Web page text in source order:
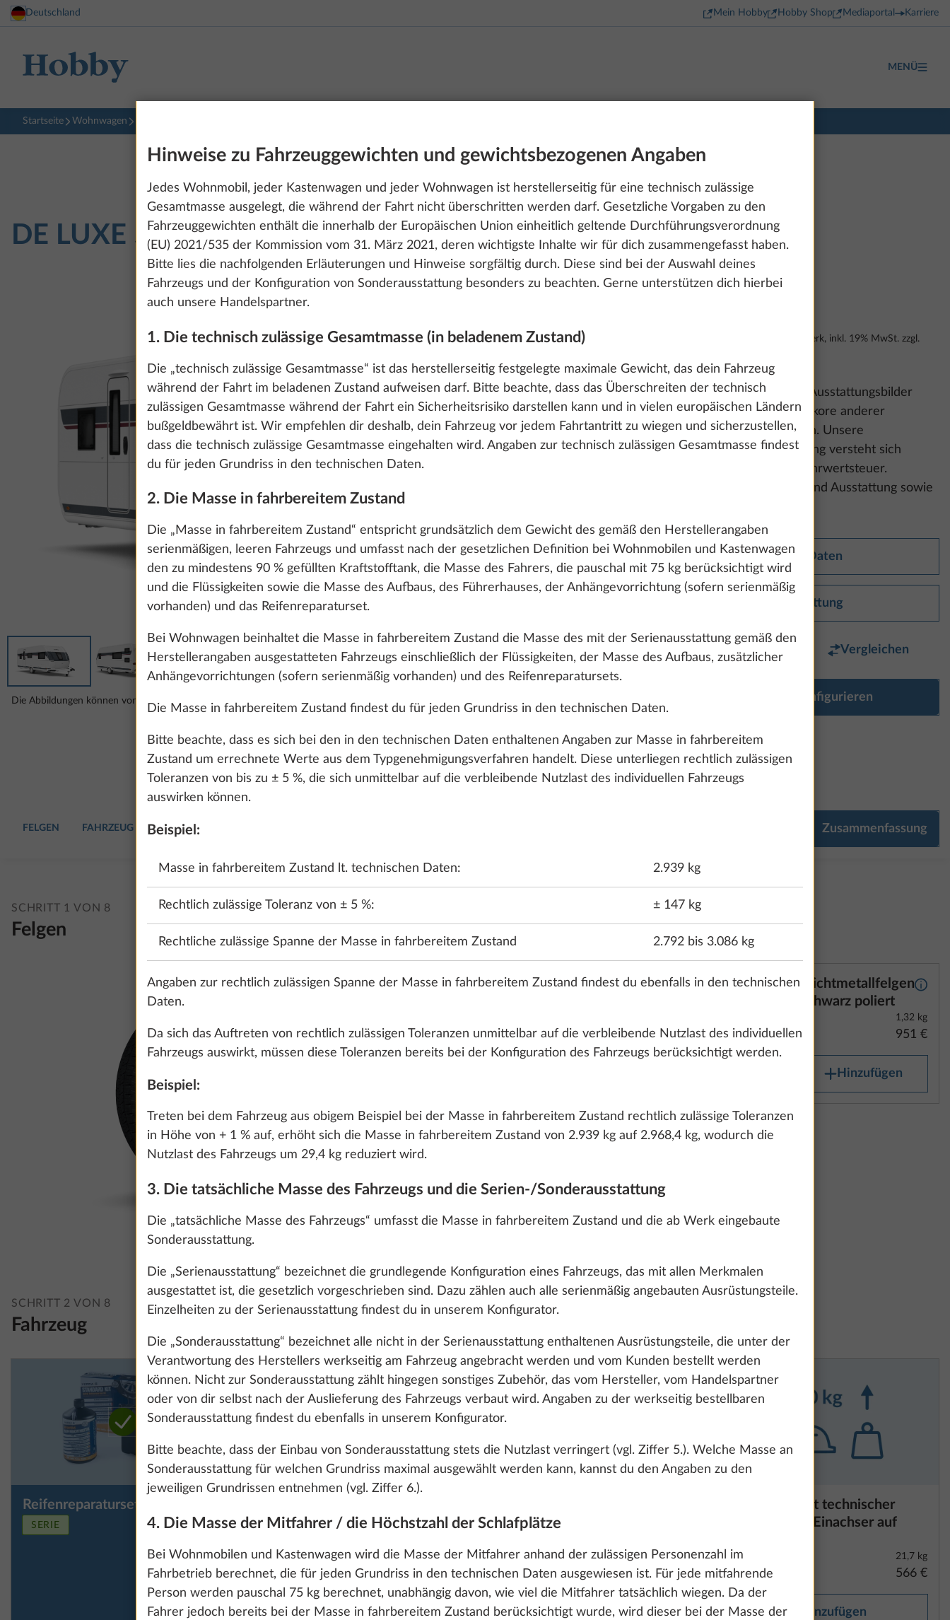
und unsere Kommunikation mit dir zu verbessern. Wir berücksichtigen hierbei deine
Klicken auf „Zustimmen und weiter“ dein Einverständnis gibst. Du kannst deine
Einwilligung jederzeit mit Wirkung für die Zukunft widerrufen. Weitere Informationen zu
den Cookies und Anpassungsmöglichkeiten findest du unter dem Link „Details anzeigen“.
Deutschland Mein Hobby Hobby Shop Mediaportal Karriere
MENÜ
Startseite Wohnwagen
DE LUXE 540 KMFe
Die Abbildungen können von deiner gewählten Konfiguration abweichen.
Unverbindliche Preisempfehlung ab Werk, inkl. 19% MwSt. zzgl.
Bitte beachte:Die gezeigten Ausstattungsbilder
können Polster- und Möbeldekore anderer
Baureihen und Modelle zeigen. Unsere
unverbindliche Preisempfehlung versteht sich
inklusive der gesetzlichen Mehrwertsteuer.
Änderungen in Konstruktion und Ausstattung sowie
Technische Daten
Serienausstattung
Favorit Vergleichen
Ausstattung konfigurieren
Mehr Informationen
Zusammenfassung
FELGEN FAHRZEUG POLSTER
SCHRITT 1 VON 8
Felgen
Stahlfelgen Silber Mehr Informationen
SERIE
Leichtmetallfelgen
Schwarz poliert
Mehr
1,32 kg
951 €
Hinzufügen
Leichtmetallfelgen Mehr Informationen
757 €
Hinzufügen
SCHRITT 2 VON 8
Fahrzeug
Reifenreparaturset
SERIE
Reifenreparaturset,
25,4 kg
529 €
Hinzufügen
ETS Plus
5,7 kg
1.116 €
Hinzufügen
Auflastung mit technischer
Änderung für Einachser auf
21,7 kg
566 €
Hinzufügen
Hinweise zu Fahrzeuggewichten und gewichtsbezogenen Angaben
Jedes Wohnmobil, jeder Kastenwagen und jeder Wohnwagen ist herstellerseitig für eine technisch zulässige
Gesamtmasse ausgelegt, die während der Fahrt nicht überschritten werden darf. Gesetzliche Vorgaben zu den
Fahrzeuggewichten enthält die innerhalb der Europäischen Union einheitlich geltende Durchführungsverordnung
(EU) 2021/535 der Kommission vom 31. März 2021, deren wichtigste Inhalte wir für dich zusammengefasst haben.
Bitte lies die nachfolgenden Erläuterungen und Hinweise sorgfältig durch. Diese sind bei der Auswahl deines
Fahrzeugs und der Konfiguration von Sonderausstattung besonders zu beachten. Gerne unterstützen dich hierbei
auch unsere Handelspartner.
1. Die technisch zulässige Gesamtmasse (in beladenem Zustand)
Die „technisch zulässige Gesamtmasse“ ist das herstellerseitig festgelegte maximale Gewicht, das dein Fahrzeug
während der Fahrt im beladenen Zustand aufweisen darf. Bitte beachte, dass das Überschreiten der technisch
zulässigen Gesamtmasse während der Fahrt ein Sicherheitsrisiko darstellen kann und in vielen europäischen Ländern
bußgeldbewährt ist. Wir empfehlen dir deshalb, dein Fahrzeug vor jedem Fahrtantritt zu wiegen und sicherzustellen,
dass die technisch zulässige Gesamtmasse eingehalten wird. Angaben zur technisch zulässigen Gesamtmasse findest
du für jeden Grundriss in den technischen Daten.
2. Die Masse in fahrbereitem Zustand
Die „Masse in fahrbereitem Zustand“ entspricht grundsätzlich dem Gewicht des gemäß den Herstellerangaben
serienmäßigen, leeren Fahrzeugs und umfasst nach der gesetzlichen Definition bei Wohnmobilen und Kastenwagen
den zu mindestens 90 % gefüllten Kraftstofftank, die Masse des Fahrers, die pauschal mit 75 kg berücksichtigt wird
und die Flüssigkeiten sowie die Masse des Aufbaus, des Führerhauses, der Anhängevorrichtung (sofern serienmäßig
vorhanden) und das Reifenreparaturset.
Bei Wohnwagen beinhaltet die Masse in fahrbereitem Zustand die Masse des mit der Serienausstattung gemäß den
Herstellerangaben ausgestatteten Fahrzeugs einschließlich der Flüssigkeiten, der Masse des Aufbaus, zusätzlicher
Anhängevorrichtungen (sofern serienmäßig vorhanden) und des Reifenreparatursets.
Die Masse in fahrbereitem Zustand findest du für jeden Grundriss in den technischen Daten.
Bitte beachte, dass es sich bei den in den technischen Daten enthaltenen Angaben zur Masse in fahrbereitem
Zustand um errechnete Werte aus dem Typgenehmigungsverfahren handelt. Diese unterliegen rechtlich zulässigen
Toleranzen von bis zu ± 5 %, die sich unmittelbar auf die verbleibende Nutzlast des individuellen Fahrzeugs
auswirken können.
Beispiel:
Masse in fahrbereitem Zustand lt. technischen Daten: 2.939 kg
Rechtlich zulässige Toleranz von ± 5 %: ± 147 kg
Rechtliche zulässige Spanne der Masse in fahrbereitem Zustand 2.792 bis 3.086 kg
Angaben zur rechtlich zulässigen Spanne der Masse in fahrbereitem Zustand findest du ebenfalls in den technischen
Daten.
Da sich das Auftreten von rechtlich zulässigen Toleranzen unmittelbar auf die verbleibende Nutzlast des individuellen
Fahrzeugs auswirkt, müssen diese Toleranzen bereits bei der Konfiguration des Fahrzeugs berücksichtigt werden.
Beispiel:
Treten bei dem Fahrzeug aus obigem Beispiel bei der Masse in fahrbereitem Zustand rechtlich zulässige Toleranzen
in Höhe von + 1 % auf, erhöht sich die Masse in fahrbereitem Zustand von 2.939 kg auf 2.968,4 kg, wodurch die
Nutzlast des Fahrzeugs um 29,4 kg reduziert wird.
3. Die tatsächliche Masse des Fahrzeugs und die Serien-/Sonderausstattung
Die „tatsächliche Masse des Fahrzeugs“ umfasst die Masse in fahrbereitem Zustand und die ab Werk eingebaute
Sonderausstattung.
Die „Serienausstattung“ bezeichnet die grundlegende Konfiguration eines Fahrzeugs, das mit allen Merkmalen
ausgestattet ist, die gesetzlich vorgeschrieben sind. Dazu zählen auch alle serienmäßig angebauten Ausrüstungsteile.
Einzelheiten zu der Serienausstattung findest du in unserem Konfigurator.
Die „Sonderausstattung“ bezeichnet alle nicht in der Serienausstattung enthaltenen Ausrüstungsteile, die unter der
Verantwortung des Herstellers werkseitig am Fahrzeug angebracht werden und vom Kunden bestellt werden
können. Nicht zur Sonderausstattung zählt hingegen sonstiges Zubehör, das vom Hersteller, vom Handelspartner
oder von dir selbst nach der Auslieferung des Fahrzeugs verbaut wird. Angaben zu der werkseitig bestellbaren
Sonderausstattung findest du ebenfalls in unserem Konfigurator.
Bitte beachte, dass der Einbau von Sonderausstattung stets die Nutzlast verringert (vgl. Ziffer 5.). Welche Masse an
Sonderausstattung für welchen Grundriss maximal ausgewählt werden kann, kannst du den Angaben zu den
jeweiligen Grundrissen entnehmen (vgl. Ziffer 6.).
4. Die Masse der Mitfahrer / die Höchstzahl der Schlafplätze
Bei Wohnmobilen und Kastenwagen wird die Masse der Mitfahrer anhand der zulässigen Personenzahl im
Fahrbetrieb berechnet, die für jeden Grundriss in den technischen Daten ausgewiesen ist. Für jede mitfahrende
Person werden pauschal 75 kg berechnet, unabhängig davon, wie viel die Mitfahrer tatsächlich wiegen. Da der
Fahrer jedoch bereits bei der Masse in fahrbereitem Zustand berücksichtigt wurde, wird dieser bei der Masse der